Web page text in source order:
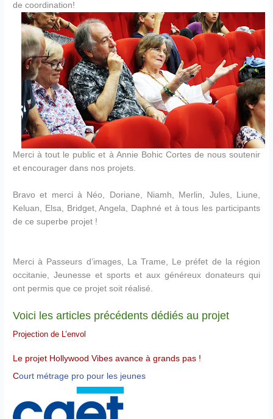
de coordination!
Merci à tout le public et à Annie Bohic Cortes de nous soutenir
et encourager dans nos projets.
Bravo et merci à Néo, Doriane, Niamh , Merlin, Jules, Liune,
Keluan, Elsa, Bridget, Angela, Daphné et à tous les participants
de ce superbe projet !
Merci à Passeurs d’images, La Trame, Le préfet de la région
occitanie, Jeunesse et sports et aux généreux donateurs qui
ont permis que ce projet soit réalisé.
Voici les articles précédents dédiés au projet
Projection de L’envol
Le projet Hollywood Vibes avance à grands pas !
Court métrage pro pour les jeunes